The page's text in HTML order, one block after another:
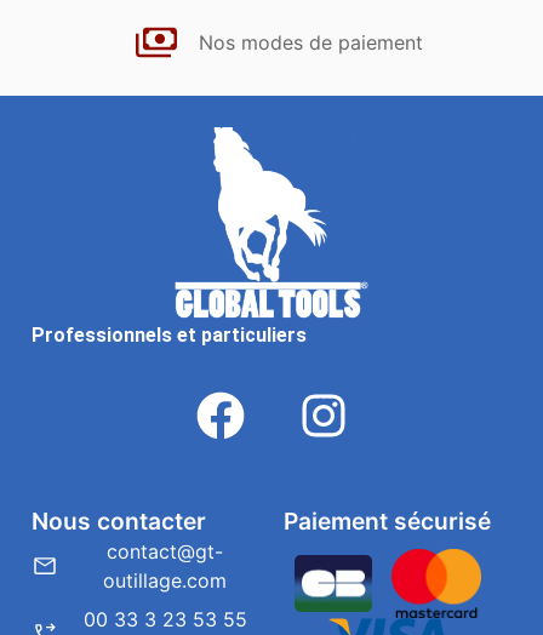
Nos modes de paiement
Professionnels et particuliers
Paiement sécurisé
Nous contacter
contact@gt-
outillage.com
00 33 3 23 53 55